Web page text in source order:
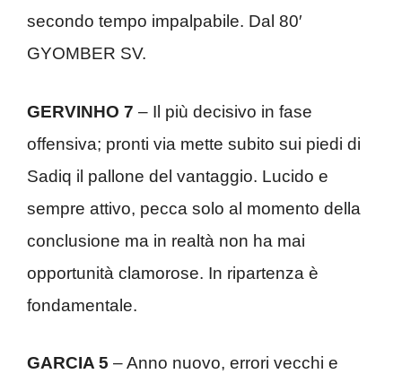
secondo tempo impalpabile. Dal 80′
GYOMBER SV.
GERVINHO 7 – Il più decisivo in fase
offensiva; pronti via mette subito sui piedi di
Sadiq il pallone del vantaggio. Lucido e
sempre attivo, pecca solo al momento della
conclusione ma in realtà non ha mai
opportunità clamorose. In ripartenza è
fondamentale.
GARCIA 5 – Anno nuovo, errori vecchi e